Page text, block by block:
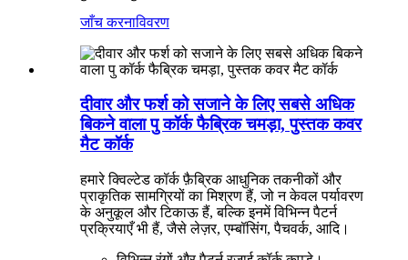
जाँच करनाविवरण
दीवार और फर्श को सजाने के लिए सबसे अधिक
बिकने वाला पु कॉर्क फैब्रिक चमड़ा, पुस्तक कवर
मैट कॉर्क
हमारे क्विल्टेड कॉर्क फ़ैब्रिक आधुनिक तकनीकों और
प्राकृतिक सामग्रियों का मिश्रण हैं, जो न केवल पर्यावरण
के अनुकूल और टिकाऊ हैं, बल्कि इनमें विभिन्न पैटर्न
प्रक्रियाएँ भी हैं, जैसे लेज़र, एम्बॉसिंग, पैचवर्क, आदि।